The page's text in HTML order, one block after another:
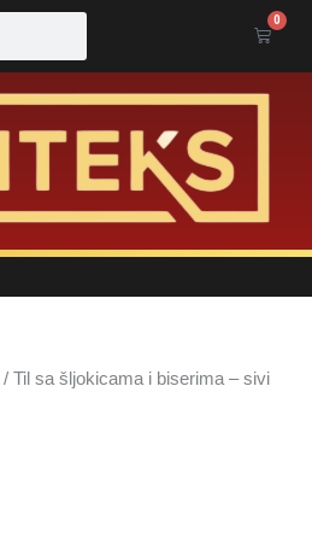
0
Cart
/ Til sa šljokicama i biserima – sivi